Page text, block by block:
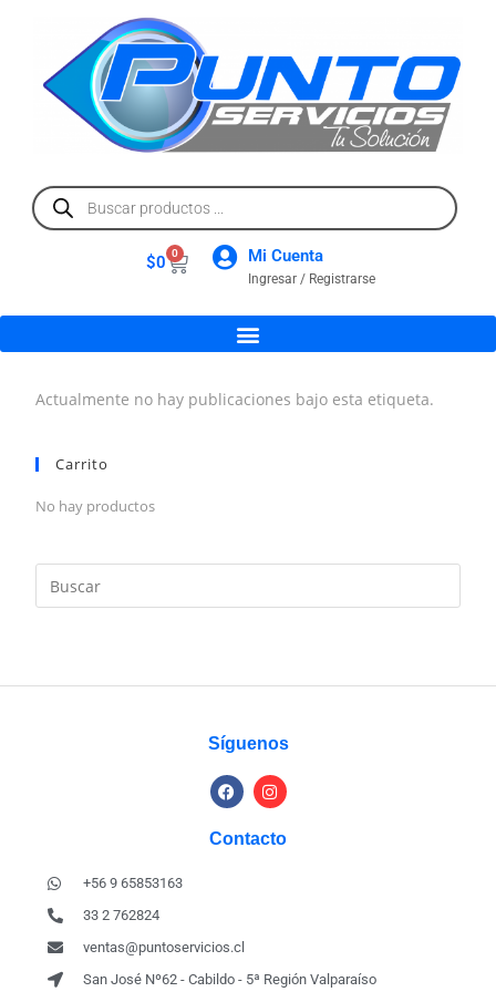
$0 0 Mi Cuenta
Ingresar / Registrarse
Actualmente no hay publicaciones bajo esta etiqueta.
Carrito
No hay productos
Síguenos
Contacto
+56 9 65853163
33 2 762824
ventas@puntoservicios.cl
San José Nº62 - Cabildo - 5ª Región Valparaíso